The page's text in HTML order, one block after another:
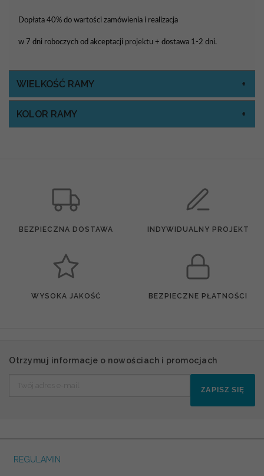
Dopłata 40% do wartości zamówienia i realizacja
w 7 dni roboczych od akceptacji projektu + dostawa 1-2 dni.
WIELKOŚĆ RAMY
KOLOR RAMY
BEZPIECZNA DOSTAWA INDYWIDUALNY PROJEKT
WYSOKA JAKOŚĆ BEZPIECZNE PŁATNOŚCI
Otrzymuj informacje o nowościach i promocjach
ZAPISZ SIĘ
REGULAMIN